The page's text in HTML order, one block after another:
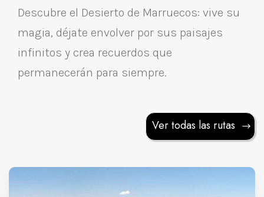
Descubre el Desierto de Marruecos: vive su
magia, déjate envolver por sus paisajes
infinitos y crea recuerdos que
permanecerán para siempre.
Ver todas las rutas